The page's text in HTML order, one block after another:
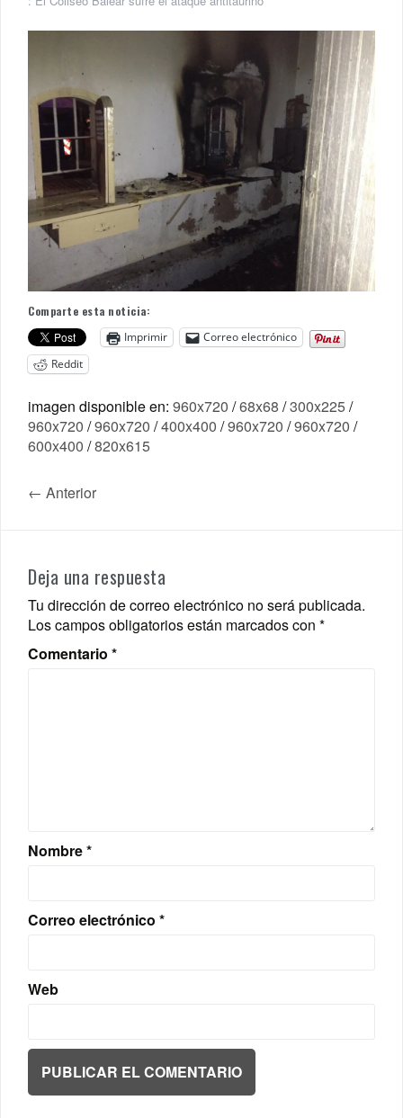
Comparte esta noticia:
Imprimir
Correo electrónico
Reddit
imagen disponible en: 960x720 /68x68 /300x225/
960x720 /960x720 /400x400 /960x720 /960x720 /
600x400 /820x615
← Anterior
Deja una respuesta
Tu dirección de correo electrónico no será publicada.
Los campos obligatorios están marcados con *
Comentario *
Nombre*
Correo electrónico *
Web